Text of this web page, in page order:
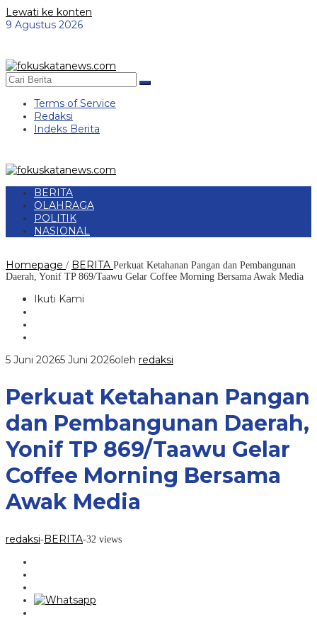
Lewati ke konten
9 Agustus 2026
Terms of Service
Redaksi
Indeks Berita
BERITA
OLAHRAGA
POLITIK
NASIONAL
Homepage / BERITA Perkuat Ketahanan Pangan dan Pembangunan
Daerah, Yonif TP 869/Taawu Gelar Coffee Morning Bersama Awak Media
Ikuti Kami
5 Juni 20265 Juni 2026oleh redaksi
Perkuat Ketahanan Pangan
dan Pembangunan Daerah,
Yonif TP 869/Taawu Gelar
Coffee Morning Bersama
Awak Media
redaksi-BERITA-32 views